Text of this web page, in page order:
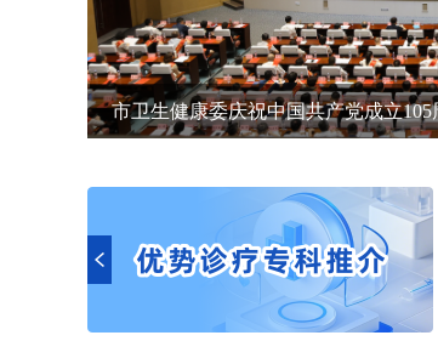
市卫生健康委庆祝中国共产党成立105